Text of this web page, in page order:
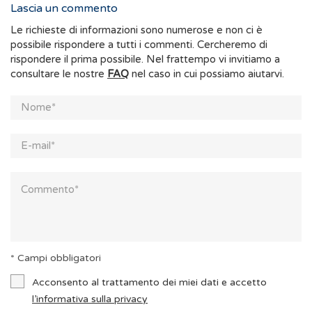
Lascia un commento
Le richieste di informazioni sono numerose e non ci è
possibile rispondere a tutti i commenti. Cercheremo di
rispondere il prima possibile. Nel frattempo vi invitiamo a
consultare le nostre FAQ nel caso in cui possiamo aiutarvi.
* Campi obbligatori
Acconsento al trattamento dei miei dati e accetto
l’informativa sulla privacy